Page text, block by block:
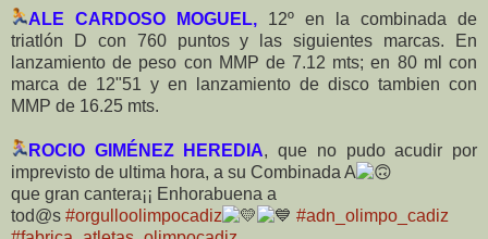
ALE CARDOSO MOGUEL, 12º en la combinada de
triatlón D con 760 puntos y las siguientes marcas. En
lanzamiento de peso con MMP de 7.12 mts; en 80 ml con
marca de 12"51 y en lanzamiento de disco tambien con
MMP de 16.25 mts.
ROCIO GIMÉNEZ HEREDIA, que no pudo acudir por
imprevisto de ultima hora, a su Combinada A
que gran cantera¡¡ Enhorabuena a
tod@s #orgulloolimpocadiz
#adn_olimpo_cadiz